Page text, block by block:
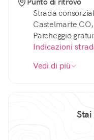
Strada
Castelmarte
Parcheggio
Indicazioni
Vedi di più